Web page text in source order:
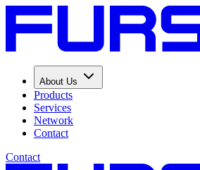
About Us
Products
Services
Network
Contact
Contact